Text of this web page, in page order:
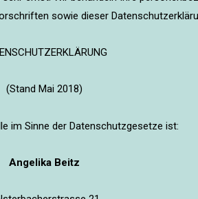
sowie dieser
(Stand Mai 2018)
im Sinne der Datenschutzgesetze ist:
Angelika Beitz